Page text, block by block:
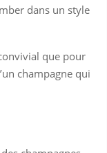
dans un style
que pour
champagne qui